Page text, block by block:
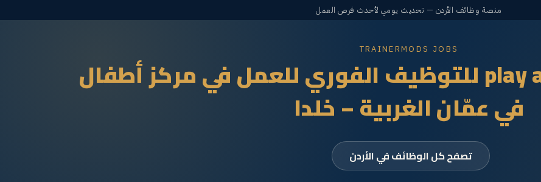
منصة وظائف الأردن — تحديث يومي لأحدث فرص العمل
TRAINERMODS JOBS
مطلوب موظفة play area للتوظيف الفوري للعمل في مركز أطفال
في عمّان الغربية – خلدا
تصفح كل الوظائف في الأردن